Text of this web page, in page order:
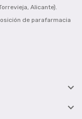
Alicante).
de parafarmacia

